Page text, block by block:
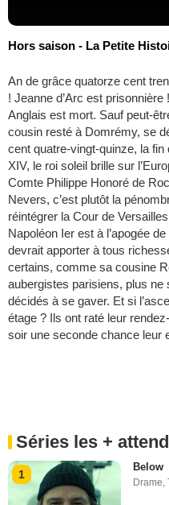
Hors saison - La Petite
An de grâce quatorze cent
! Jeanne d’Arc est
Anglais est mort. Sauf peut-
cousin resté à Domrémy, se
cent quatre-vingt-quinze, la
XIV, le roi soleil brille sur
Comte Philippe Honoré de
Nevers, c’est plutôt la
réintégrer la Cour de
Napoléon Ier est à l’apogée
devrait apporter à tous
certains, comme sa cousine
aubergistes parisiens, plus
décidés à se gaver. Et si
étage ? Ils ont raté leur
soir une seconde chance leur
Séries les +
1
Below
Drame,